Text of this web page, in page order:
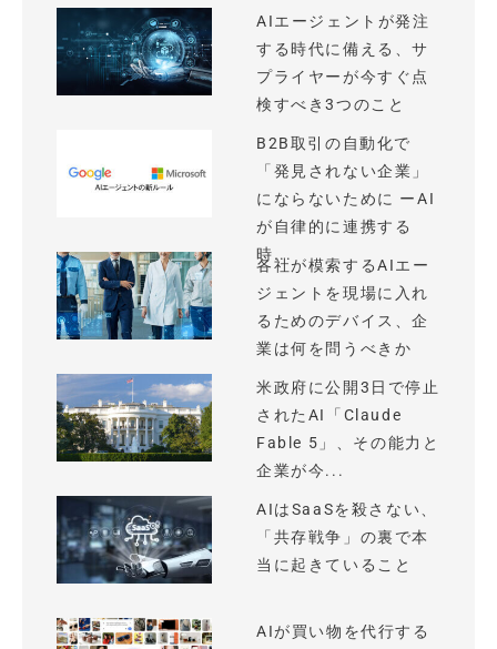
AIエージェントが発注
する時代に備える、サ
プライヤーが今すぐ点
検すべき3つのこと
B2B取引の自動化で
「発見されない企業」
にならないために ーAI
が自律的に連携する
時...
各社が模索するAIエー
ジェントを現場に入れ
るためのデバイス、企
業は何を問うべきか
米政府に公開3日で停止
されたAI「Claude
Fable 5」、その能力と
企業が今...
AIはSaaSを殺さない、
「共存戦争」の裏で本
当に起きていること
AIが買い物を代行する